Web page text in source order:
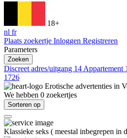
18+
nl fr
Plaats zoekertje Inloggen Registreren
Parameters
Zoeken
Discreet adres/uitgang 14 Appartement
1726
Erotische advertenties in
We hebben 0 zoekertjes
Sorteren op
Klassieke seks ( meestal inbegrepen in